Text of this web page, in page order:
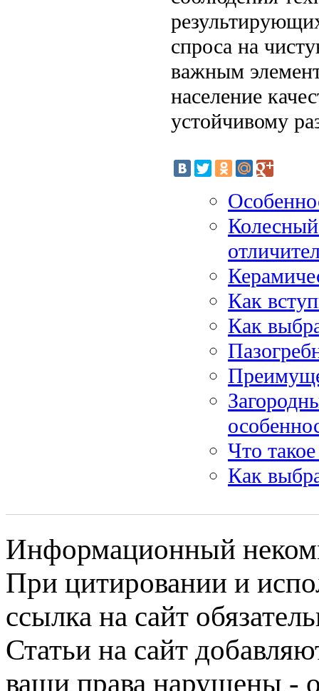
спроса на
важным
население
устойчивому
Как
Как
Что
Как
Информационный
При цитировании и
ссылка на сайт
Статьи на сайт
ваши права нарушены -